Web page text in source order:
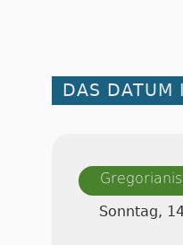
DAS DATUM
Sonntag,